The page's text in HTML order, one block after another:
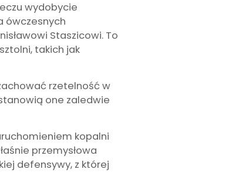
wydobycie
ówczesnych
Staszicowi. To
takich jak
rzetelność w
one zaledwie
kopalni
przemysłowa
defensywy, z której